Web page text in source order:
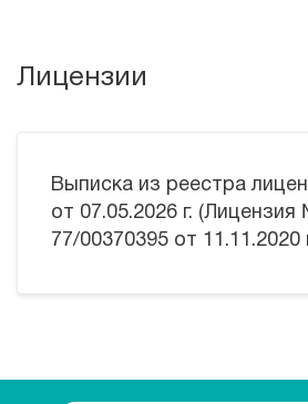
Лицензии
Выписка из реестра
от 07.05.2026 г.
77/00370395 от 11.11.2020